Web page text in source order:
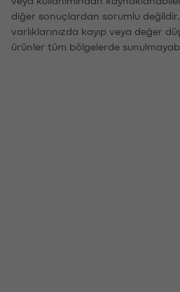
diğer sonuçlardan sorumlu değildir.
varlıklarınızda kayıp veya değer
ürünler tüm bölgelerde